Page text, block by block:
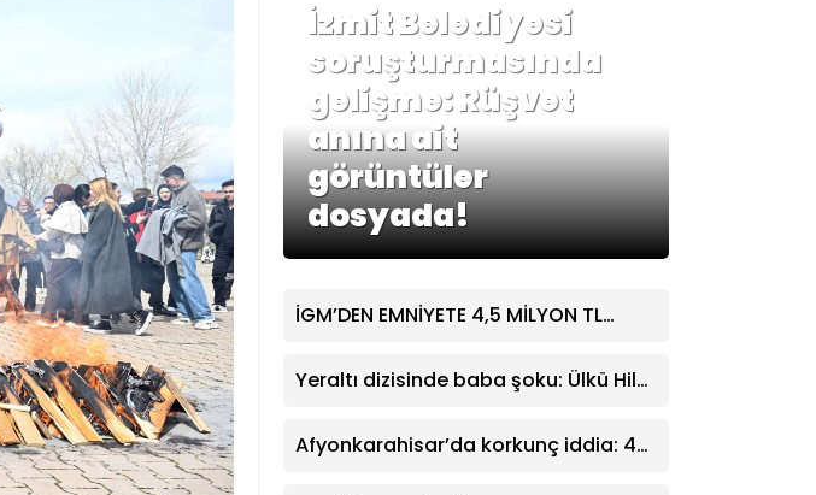
İzmit Belediyesi
soruşturmasında
gelişme: Rüşvet
anına ait
görüntüler
dosyada!
İGM’DEN EMNİYETE 4,5 MİLYON TL
Yeraltı dizisinde baba şoku: Ülkü Hilal
ve menajerlik şirketine suç duyurusu
Afyonkarahisar’da korkunç iddia: 4